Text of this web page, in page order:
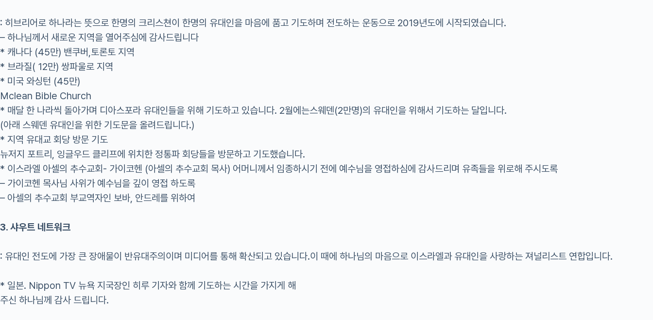
: 히브리어로 하나라는 뜻으로 한명의 크리스쳔이 한명의 유대인을 마음에 품고 기도하며 전도하는 운동으로 2019년도에 시작되였습니다.
– 하나님께서 새로운 지역을 열어주심에 감사드립니다
* 캐나다 (45만) 밴쿠버,토론토 지역
* 브라질( 12만) 쌍파울로 지역
* 미국 와싱턴 (45만)
Mclean Bible Church
* 매달 한 나라씩 돌아가며 디아스포라 유대인들을 위해 기도하고 있습니다. 2월에는스웨덴(2만명)의 유대인을 위해서 기도하는 달입니다.
(아래 스웨덴 유대인을 위한 기도문을 올려드립니다.)
* 지역 유대교 회당 방문 기도
뉴저지 포트리, 잉글우드 클리프에 위치한 정통파 회당들을 방문하고 기도했습니다.
* 이스라엘 아셀의 추수교회- 가이코헨 (아셀의 추수교회 목사) 어머니께서 임종하시기 전에 예수님을 영접하심에 감사드리며 유족들을 위로해 주시도록
– 가이코헨 목사님 사위가 예수님을 깊이 영접 하도록
– 아셀의 추수교회 부교역자인 보바, 안드레를 위하여
3. 샤우트 네트워크
: 유대인 전도에 가장 큰 장애물이 반유대주의이며 미디어를 통해 확산되고 있습니다.이 때에 하나님의 마음으로 이스라엘과 유대인을 사랑하는 져널리스트 연합입니다.
* 일본. Nippon TV 뉴욕 지국장인 히루 기자와 함께 기도하는 시간을 가지게 해
주신 하나님께 감사 드립니다.